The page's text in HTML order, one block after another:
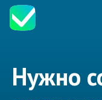
Нужно